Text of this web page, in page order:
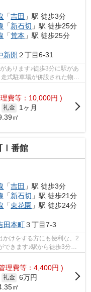
「吉田 」駅 徒歩3分
「新石切 」駅 徒歩25分
「荒本 」駅 徒歩25分
新開 ２丁目6-31
あります♪徒歩3分に駅があ
式駐車場が併設された物件
費等：10,000円 )
礼金
1ヶ月
㎡
Ⅰ番館
「吉田 」駅 徒歩3分
「新石切 」駅 徒歩21分
「東花園 」駅 徒歩24分
田本町３丁目7-3
かけをする方にも便利な、2
きます♪駅から徒歩3分と
理費等：4,400円 )
礼金 6万円
㎡